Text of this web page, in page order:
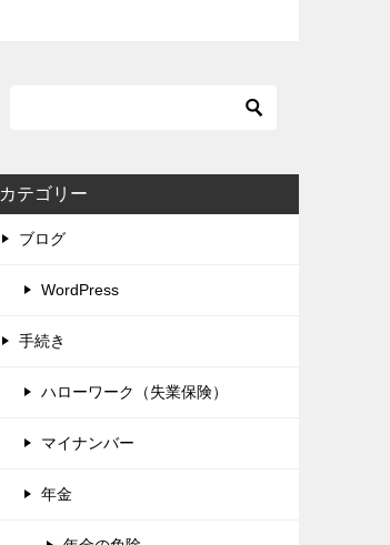
カテゴリー
ブログ
WordPress
手続き
ハローワーク（失業保険）
マイナンバー
年金